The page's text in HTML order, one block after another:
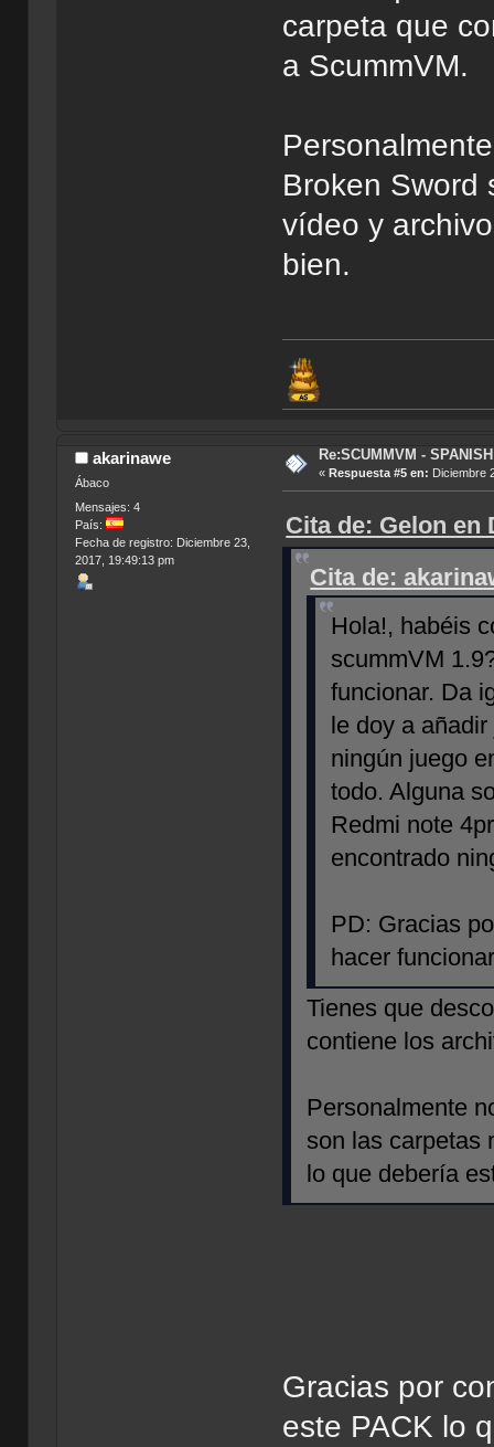
carpeta que
a ScummVM.
Broken Sword
vídeo y
bien.
akarinawe
Ábaco
Mensajes: 4
País:
Fecha de registro: Diciembre 23,
2017, 19:49:13 pm
Re:SCUMMVM -
« Respuesta #5 en: Diciembre
Cita de: Gelon en
Cita de:
Hola!, habéis
scummVM
funcionar. Da
le doy a
ningún juego
todo. Alguna
Redmi note
encontrado
PD: Gracias
hacer
Tienes que
contiene los
Personalmente
son las carpetas
lo que debería
Gracias por
este PACK lo